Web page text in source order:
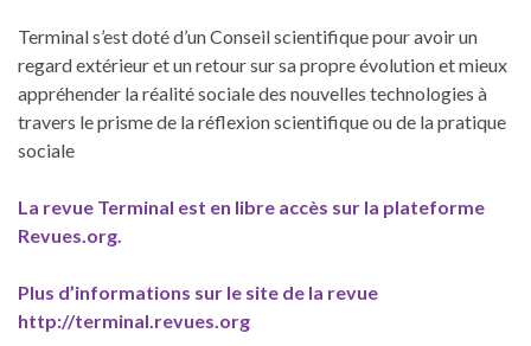
Terminal s’est doté d’un Conseil scientifique pour avoir un
regard extérieur et un retour sur sa propre évolution et mieux
appréhender la réalité sociale des nouvelles technologies à
travers le prisme de la réflexion scientifique ou de la pratique
sociale
La revue Terminal est en libre accès sur la plateforme
Revues.org.
Plus d’informations sur le site de la revue
http://terminal.revues.org